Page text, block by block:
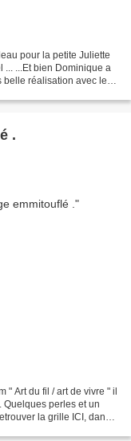
pour la petite Juliette
... ...Et bien Dominique a
belle réalisation avec les
.
" Art du fil / art de vivre " il
perles et un
la grille ICI, dans